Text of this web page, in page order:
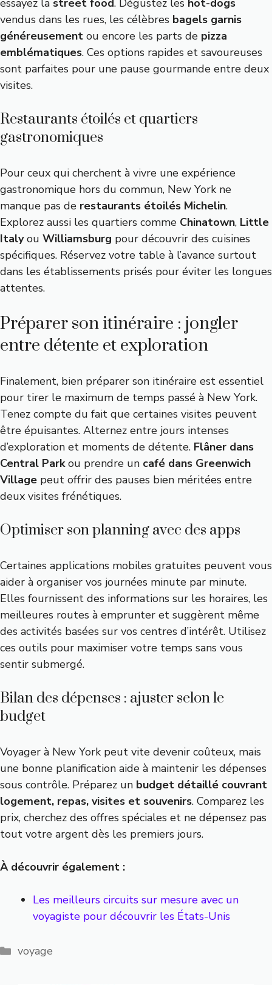
essayez la street food. Dégustez les hot-dogs
vendus dans les rues, les célèbres bagels garnis
généreusement ou encore les parts de pizza
emblématiques. Ces options rapides et savoureuses
sont parfaites pour une pause gourmande entre deux
visites.
Restaurants étoilés et quartiers
gastronomiques
Pour ceux qui cherchent à vivre une expérience
gastronomique hors du commun, New York ne
manque pas de restaurants étoilés Michelin.
Explorez aussi les quartiers comme Chinatown, Little
Italyou Williamsburg pour découvrir des cuisines
spécifiques. Réservez votre table à l’avance surtout
dans les établissements prisés pour éviter les longues
attentes.
Préparer son itinéraire : jongler
entre détente et exploration
Finalement, bien préparer son itinéraire est essentiel
pour tirer le maximum de temps passé à New York.
Tenez compte du fait que certaines visites peuvent
être épuisantes. Alternez entre jours intenses
d’exploration et moments de détente. Flâner dans
Central Parkou prendre un café dans Greenwich
Village peut offrir des pauses bien méritées entre
deux visites frénétiques.
Optimiser son planning avec des apps
Certaines applications mobiles gratuites peuvent vous
aider à organiser vos journées minute par minute.
Elles fournissent des informations sur les horaires, les
meilleures routes à emprunter et suggèrent même
des activités basées sur vos centres d’intérêt. Utilisez
ces outils pour maximiser votre temps sans vous
sentir submergé.
Bilan des dépenses : ajuster selon le
budget
Voyager à New York peut vite devenir coûteux, mais
une bonne planification aide à maintenir les dépenses
sous contrôle. Préparez un budget détaillé couvrant
logement, repas, visites et souvenirs. Comparez les
prix, cherchez des offres spéciales et ne dépensez pas
tout votre argent dès les premiers jours.
À découvrir également :
Les meilleurs circuits sur mesure avec un
voyagiste pour découvrir les États-Unis
Catégories
voyage